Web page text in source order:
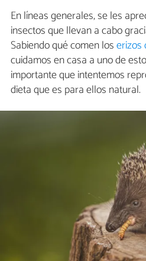
En líneas generales, se les
insectos que llevan a cabo
Sabiendo qué comen loserizos
cuidamos en casa a uno de
importante que intentemos
dieta que es para ellos natural.